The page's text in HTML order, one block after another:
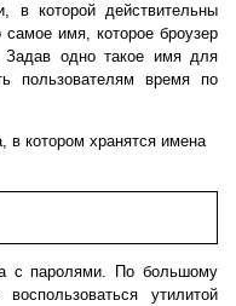
в которой действительны
имя, которое броузер
Задав одно такое имя для
пользователям время по
в котором хранятся имена
с паролями. По большому
утилитой